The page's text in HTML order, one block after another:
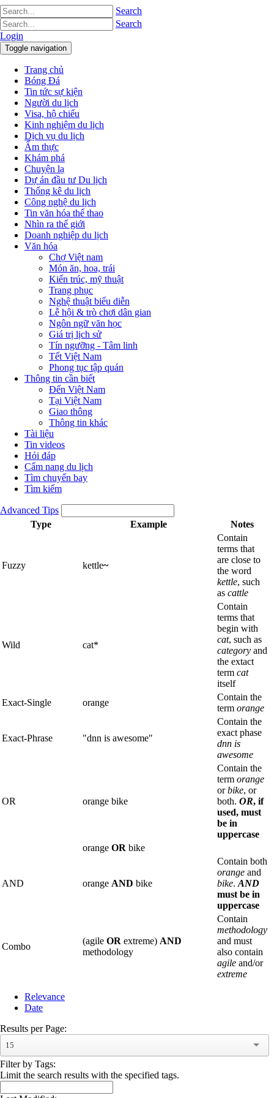
Search
Search
Login
Toggle navigation
Trang chủ
Bóng Đá
Tin tức sự kiện
Người du lịch
Visa, hộ chiếu
Kinh nghiệm du lịch
Dịch vụ du lịch
Ẩm thực
Khám phá
Chuyện lạ
Dự án đầu tư Du lịch
Thống kê du lịch
Công nghệ du lịch
Tin văn hóa thể thao
Nhìn ra thế giới
Doanh nghiệp du lịch
Văn hóa
Chợ Việt nam
Món ăn, hoa, trái
Kiến trúc, mỹ thuật
Trang phục
Nghệ thuật biểu diễn
Lễ hội & trò chơi dân gian
Ngôn ngữ văn học
Giá trị lịch sử
Tín ngưỡng - Tâm linh
Tết Việt Nam
Phong tục tập quán
Thông tin cần biết
Đến Việt Nam
Tại Việt Nam
Giao thông
Thông tin khác
Tài liệu
Tin videos
Hỏi đáp
Cẩm nang du lịch
Tìm chuyến bay
Tìm kiếm
Advanced Tips
Type
Example Notes
Fuzzy kettle~
Contain
terms that
are close to
the word
kettle, such
as cattle
Wild cat*
Contain
terms that
begin with
cat, such as
category and
the extact
term cat
itself
Exact-Single
orange
Contain the
term orange
Exact-Phrase "dnn is awesome"
Contain the
exact phase
dnn is
awesome
OR orange bike
Contain the
term orange
orbike, or
both. OR, if
used, must
be in
uppercase
orange OR bike
AND orange AND bike
Contain both
orange and
bike. AND
must be in
uppercase
Combo
(agile OR extreme) AND
methodology
Contain
methodology
and must
also contain
agile and/or
extreme
Relevance
Date
Results per Page:
15
Filter by Tags:
Limit the search results with the specified tags.